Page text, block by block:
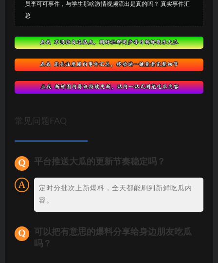
员李可可事件，与学生那啥激情视频流出是真的吗？ 真实事件汇
总
常见问题FAQ
平台推送大瓜的更新节奏稳定吗？
定时分批次上新爆料，全天都能刷到新鲜吃瓜内
容。
可以把有意思的爆料分享给身边朋友吃瓜
吗？